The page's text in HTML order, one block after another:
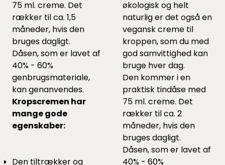
75 ml. creme. Det
rækker til ca. 1,5
måneder, hvis den
bruges dagligt.
Dåsen, som er lavet af
40% - 60%
genbrugsmateriale,
kan genanvendes.
Kropscremen har
mange gode
egenskaber:
Den tiltrækker og
økologisk og helt
naturlig er det også en
vegansk creme til
kroppen, som du med
god samvittighed kan
bruge hver dag.
Den kommer i en
praktisk tindåse med
75 ml. creme. Det
rækker til ca. 2
måneder, hvis den
bruges dagligt.
Dåsen, som er lavet af
40% - 60%